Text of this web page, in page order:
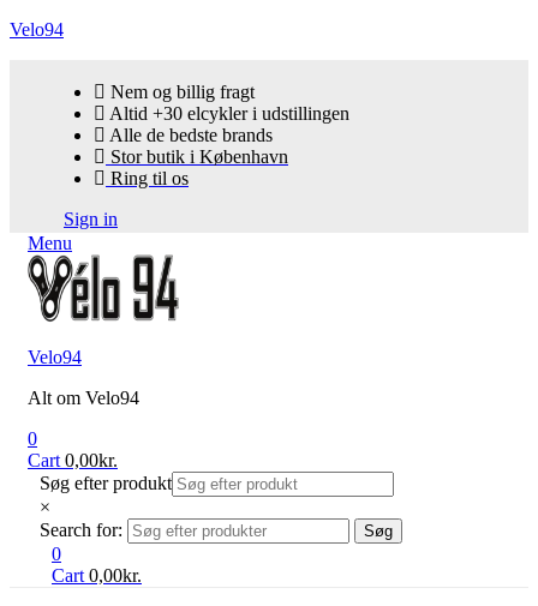
Velo94
Nem og billig fragt
Altid +30 elcykler i udstillingen
Alle de bedste brands
Stor butik i København
Ring til os
Sign in
Menu
Velo94
Alt om Velo94
0
Cart 0,00kr.
Søg efter produkt
×
Search for:
Søg
0
Cart 0,00kr.